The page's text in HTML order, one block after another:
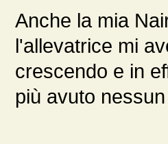
Anche la mia
l'allevatrice mi
crescendo e in
più avuto